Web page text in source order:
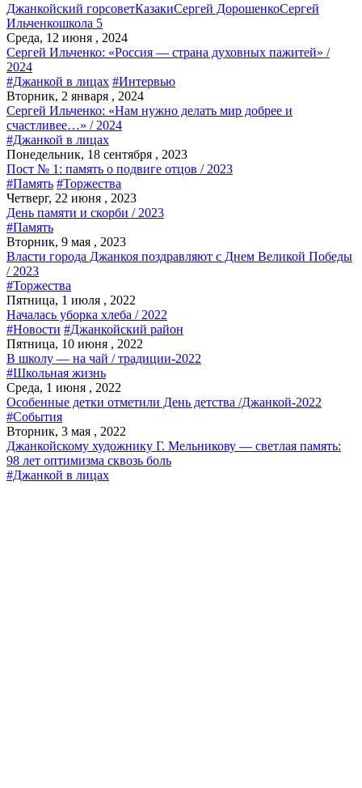
Джанкойский горсоветКазакиСергей ДорошенкоСергей
Ильченкошкола 5
Среда, 12 июня , 2024
Сергей Ильченко: «Россия — страна духовных пажитей» /
2024
#Джанкой в лицах #Интервью
Вторник, 2 января , 2024
Cергей Ильченко: «Нам нужно делать мир добрее и
счастливее…» / 2024
#Джанкой в лицах
Понедельник, 18 сентября , 2023
Пост № 1: память о подвиге отцов / 2023
#Память #Торжества
Четверг, 22 июня , 2023
День памяти и скорби / 2023
#Память
Вторник, 9 мая , 2023
Власти города Джанкоя поздравляют с Днем Великой Победы
/ 2023
#Торжества
Пятница, 1 июля , 2022
Началась уборка хлеба / 2022
#Новости #Джанкойский район
Пятница, 10 июня , 2022
В школу — на чай / традиции-2022
#Школьная жизнь
Среда, 1 июня , 2022
Особенные детки отметили День детства /Джанкой-2022
#События
Вторник, 3 мая , 2022
Джанкойскому художнику Г. Мельникову — светлая память:
98 лет оптимизма сквозь боль
#Джанкой в лицах